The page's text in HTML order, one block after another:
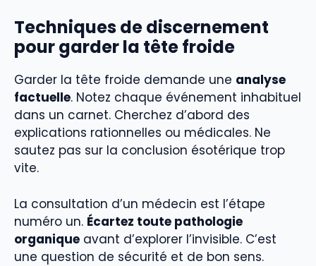
Techniques de discernement
pour garder la tête froide
Garder la tête froide demande une analyse
factuelle. Notez chaque événement inhabituel
dans un carnet. Cherchez d’abord des
explications rationnelles ou médicales. Ne
sautez pas sur la conclusion ésotérique trop
vite.
La consultation d’un médecin est l’étape
numéro un. Écartez toute pathologie
organique avant d’explorer l’invisible. C’est
une question de sécurité et de bon sens.